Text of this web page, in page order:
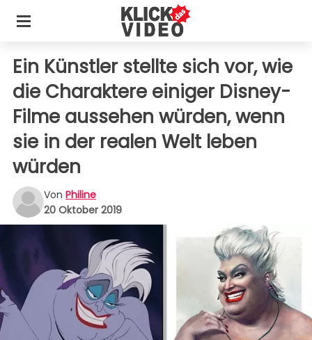
Ein Künstler stellte sich vor, wie
die Charaktere einiger Disney-
Filme aussehen würden, wenn
sie in der realen Welt leben
würden
Von Philine
20 Oktober 2019